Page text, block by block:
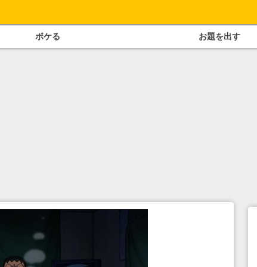
ボケる お題を出す